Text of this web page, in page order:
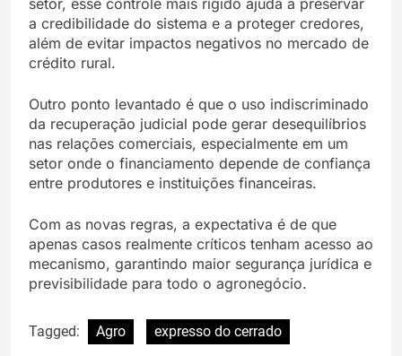
a credibilidade do sistema e a proteger credores,
além de evitar impactos negativos no mercado de
crédito rural.
Outro ponto levantado é que o uso indiscriminado
da recuperação judicial pode gerar desequilíbrios
nas relações comerciais, especialmente em um
setor onde o financiamento depende de confiança
entre produtores e instituições financeiras.
Com as novas regras, a expectativa é de que
apenas casos realmente críticos tenham acesso ao
mecanismo, garantindo maior segurança jurídica e
previsibilidade para todo o agronegócio.
Tagged: Agro expresso do cerrado